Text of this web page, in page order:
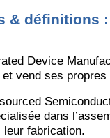
& définitions :
Device
vend ses
dans
leur fabrication.